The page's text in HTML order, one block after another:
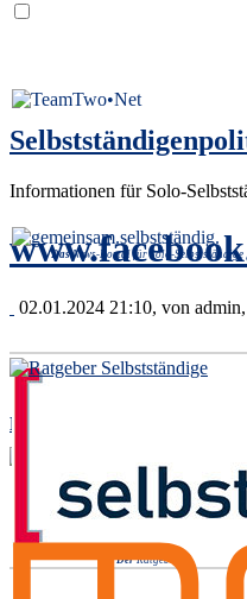
Informationen für Solo-
Das News-Portal für Solo-Selbstständige
DerRatgeber
02.01.2024 21:10, von admin
Der Ratgeber von
[Und wenn uns etwas